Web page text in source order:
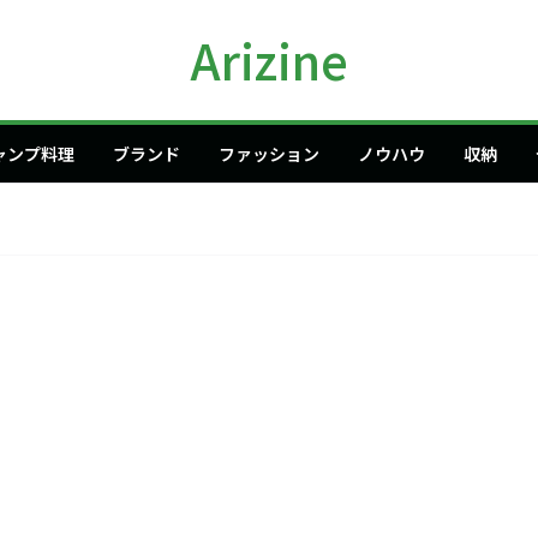
Arizine
ンプ料理 ブランド ファッション ノウハウ 収納